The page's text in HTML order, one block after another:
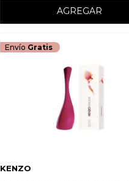
AGREGAR
Envío Gratis
KENZO